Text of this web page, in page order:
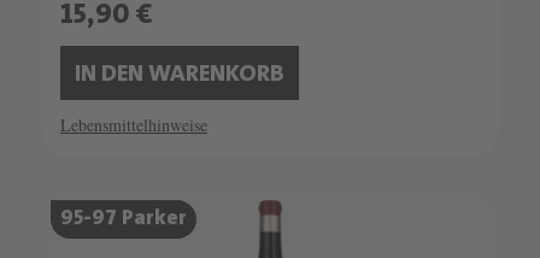
15,90 €
IN DEN WARENKORB
Lebensmittelhinweise
95-97 Parker